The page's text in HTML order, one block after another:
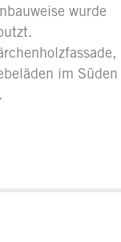
wurde
im Süden